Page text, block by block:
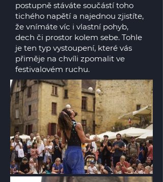
postupně stáváte součástí toho
tichého napětí a najednou zjistíte,
že vnímáte víc i vlastní pohyb,
dech či prostor kolem sebe. Tohle
je ten typ vystoupení, které vás
přiměje na chvíli zpomalit ve
festivalovém ruchu.